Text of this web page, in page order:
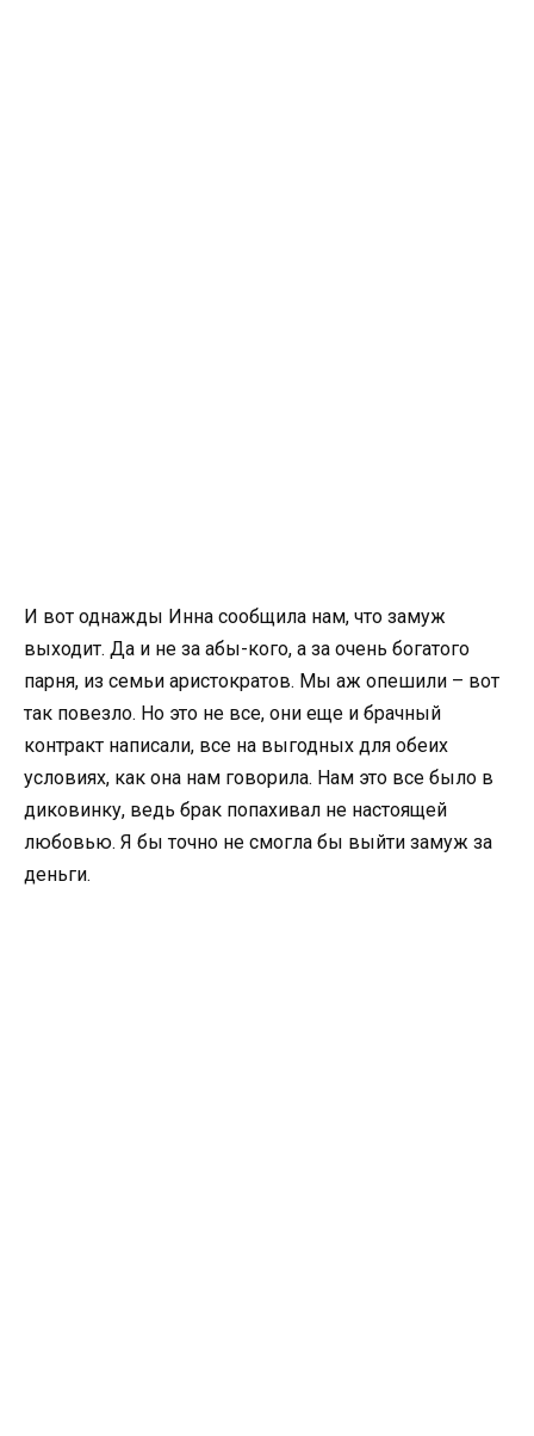
И вот однажды Инна сообщила нам, что замуж
выходит. Да и не за абы-кого, а за очень богатого
парня, из семьи аристократов. Мы аж опешили – вот
так повезло. Но это не все, они еще и брачный
контракт написали, все на выгодных для обеих
условиях, как она нам говорила. Нам это все было в
диковинку, ведь брак попахивал не настоящей
любовью. Я бы точно не смогла бы выйти замуж за
деньги.